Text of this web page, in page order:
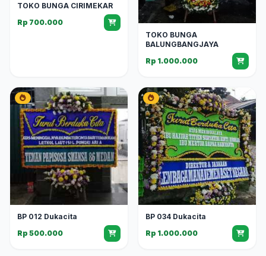
TOKO BUNGA CIRIMEKAR
Rp 700.000
TOKO BUNGA
BALUNGBANGJAYA
Rp 1.000.000
BP 012 Dukacita
Rp 500.000
BP 034 Dukacita
Rp 1.000.000